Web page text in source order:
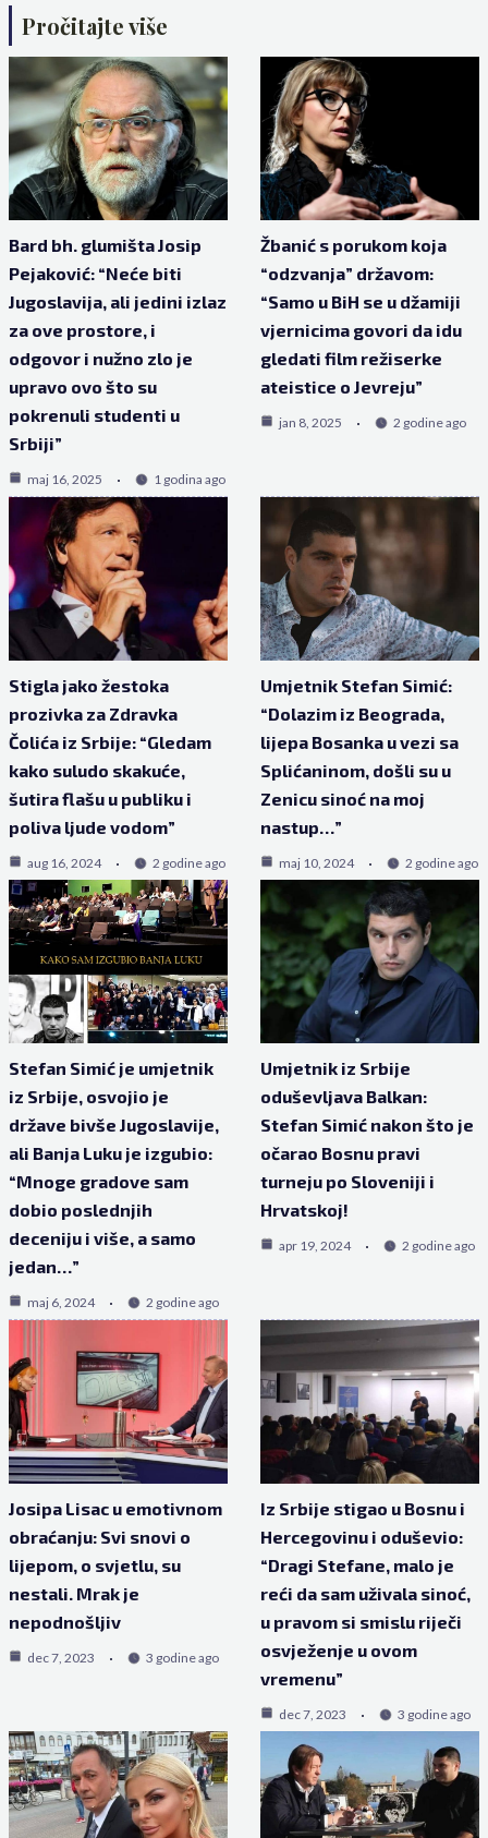
Pročitajte više
Bard bh. glumišta Josip
Pejaković: “Neće biti
Jugoslavija, ali jedini izlaz
za ove prostore, i
odgovor i nužno zlo je
upravo ovo što su
pokrenuli studenti u
Srbiji”
maj 16, 2025 1 godina ago
Žbanić s porukom koja
“odzvanja” državom:
“Samo u BiH se u džamiji
vjernicima govori da idu
gledati film režiserke
ateistice o Jevreju”
jan 8, 2025 2 godine ago
Stigla jako žestoka
prozivka za Zdravka
Čolića iz Srbije: “Gledam
kako suludo skakuće,
šutira flašu u publiku i
poliva ljude vodom”
aug 16, 2024 2 godine ago
Umjetnik Stefan Simić:
“Dolazim iz Beograda,
lijepa Bosanka u vezi sa
Splićaninom, došli su u
Zenicu sinoć na moj
nastup…”
maj 10, 2024 2 godine ago
Stefan Simić je umjetnik
iz Srbije, osvojio je
države bivše Jugoslavije,
ali Banja Luku je izgubio:
“Mnoge gradove sam
dobio poslednjih
deceniju i više, a samo
jedan…”
maj 6, 2024 2 godine ago
Umjetnik iz Srbije
oduševljava Balkan:
Stefan Simić nakon što je
očarao Bosnu pravi
turneju po Sloveniji i
Hrvatskoj!
apr 19, 2024 2 godine ago
Josipa Lisac u emotivnom
obraćanju: Svi snovi o
lijepom, o svjetlu, su
nestali. Mrak je
nepodnošljiv
dec 7, 2023 3 godine ago
Iz Srbije stigao u Bosnu i
Hercegovinu i oduševio:
“Dragi Stefane, malo je
reći da sam uživala sinoć,
u pravom si smislu riječi
osvježenje u ovom
vremenu”
dec 7, 2023 3 godine ago